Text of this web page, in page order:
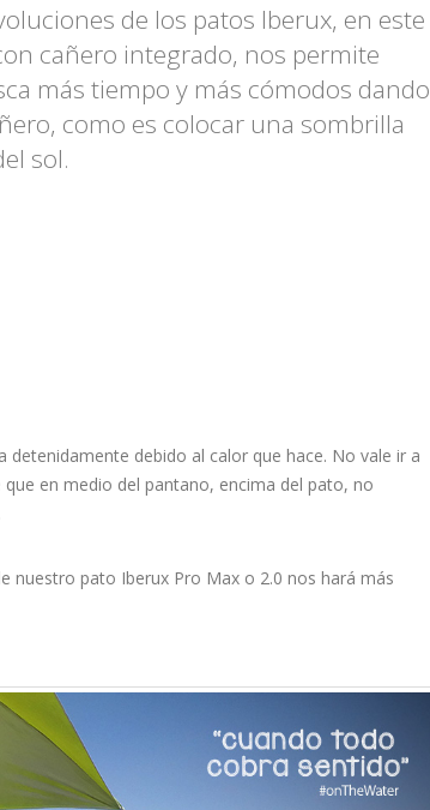
de los patos Iberux, en este
cañero integrado, nos permite
más tiempo y más cómodos dando
como es colocar una sombrilla
sol.
debido al calor que hace. No vale ir a
en medio del pantano, encima del pato, no
nuestro pato Iberux Pro Max o 2.0 nos hará más